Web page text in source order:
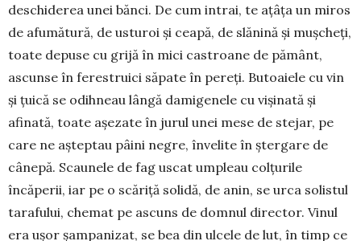
deschiderea unei bănci. De cum intrai, te ațâța un miros
de afumătură, de usturoi și ceapă, de slănină și mușcheți,
toate depuse cu grijă în mici castroane de pământ,
ascunse în feres­truici săpate în pereți. Butoaiele cu vin
și țuică se odih­neau lângă damigenele cu vișinată și
afinată, toate așe­zate în jurul unei mese de stejar, pe
care ne așteptau pâini negre, învelite în ștergare de
cânepă. Scaunele de fag uscat umpleau colțurile
încăperii, iar pe o scăriță solidă, de anin, se urca solistul
tarafului, chemat pe ascuns de dom­nul director. Vinul
era ușor șampanizat, se bea din ulcele de lut, în timp ce